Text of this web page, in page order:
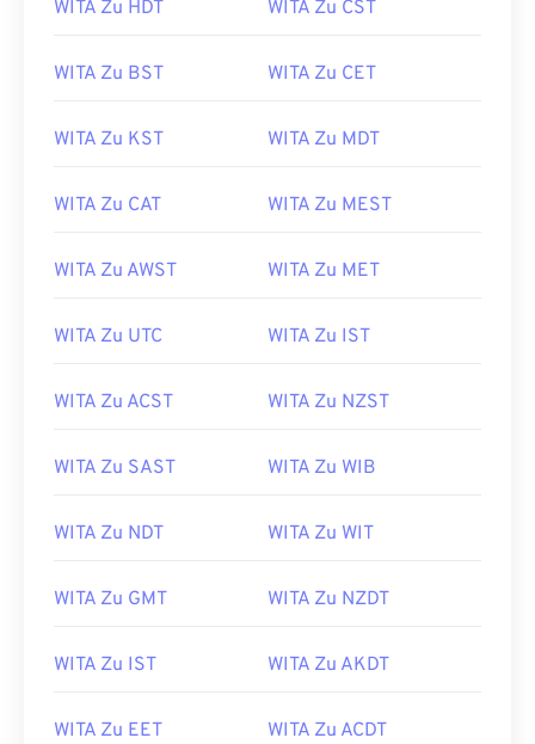
WITA Zu HDT WITA Zu CST
WITA Zu BST WITA Zu CET
WITA Zu KST WITA Zu MDT
WITA Zu CAT WITA Zu MEST
WITA Zu AWST WITA Zu MET
WITA Zu UTC WITA Zu IST
WITA Zu ACST WITA Zu NZST
WITA Zu SAST WITA Zu WIB
WITA Zu NDT WITA Zu WIT
WITA Zu GMT WITA Zu NZDT
WITA Zu IST WITA Zu AKDT
WITA Zu EET WITA Zu ACDT